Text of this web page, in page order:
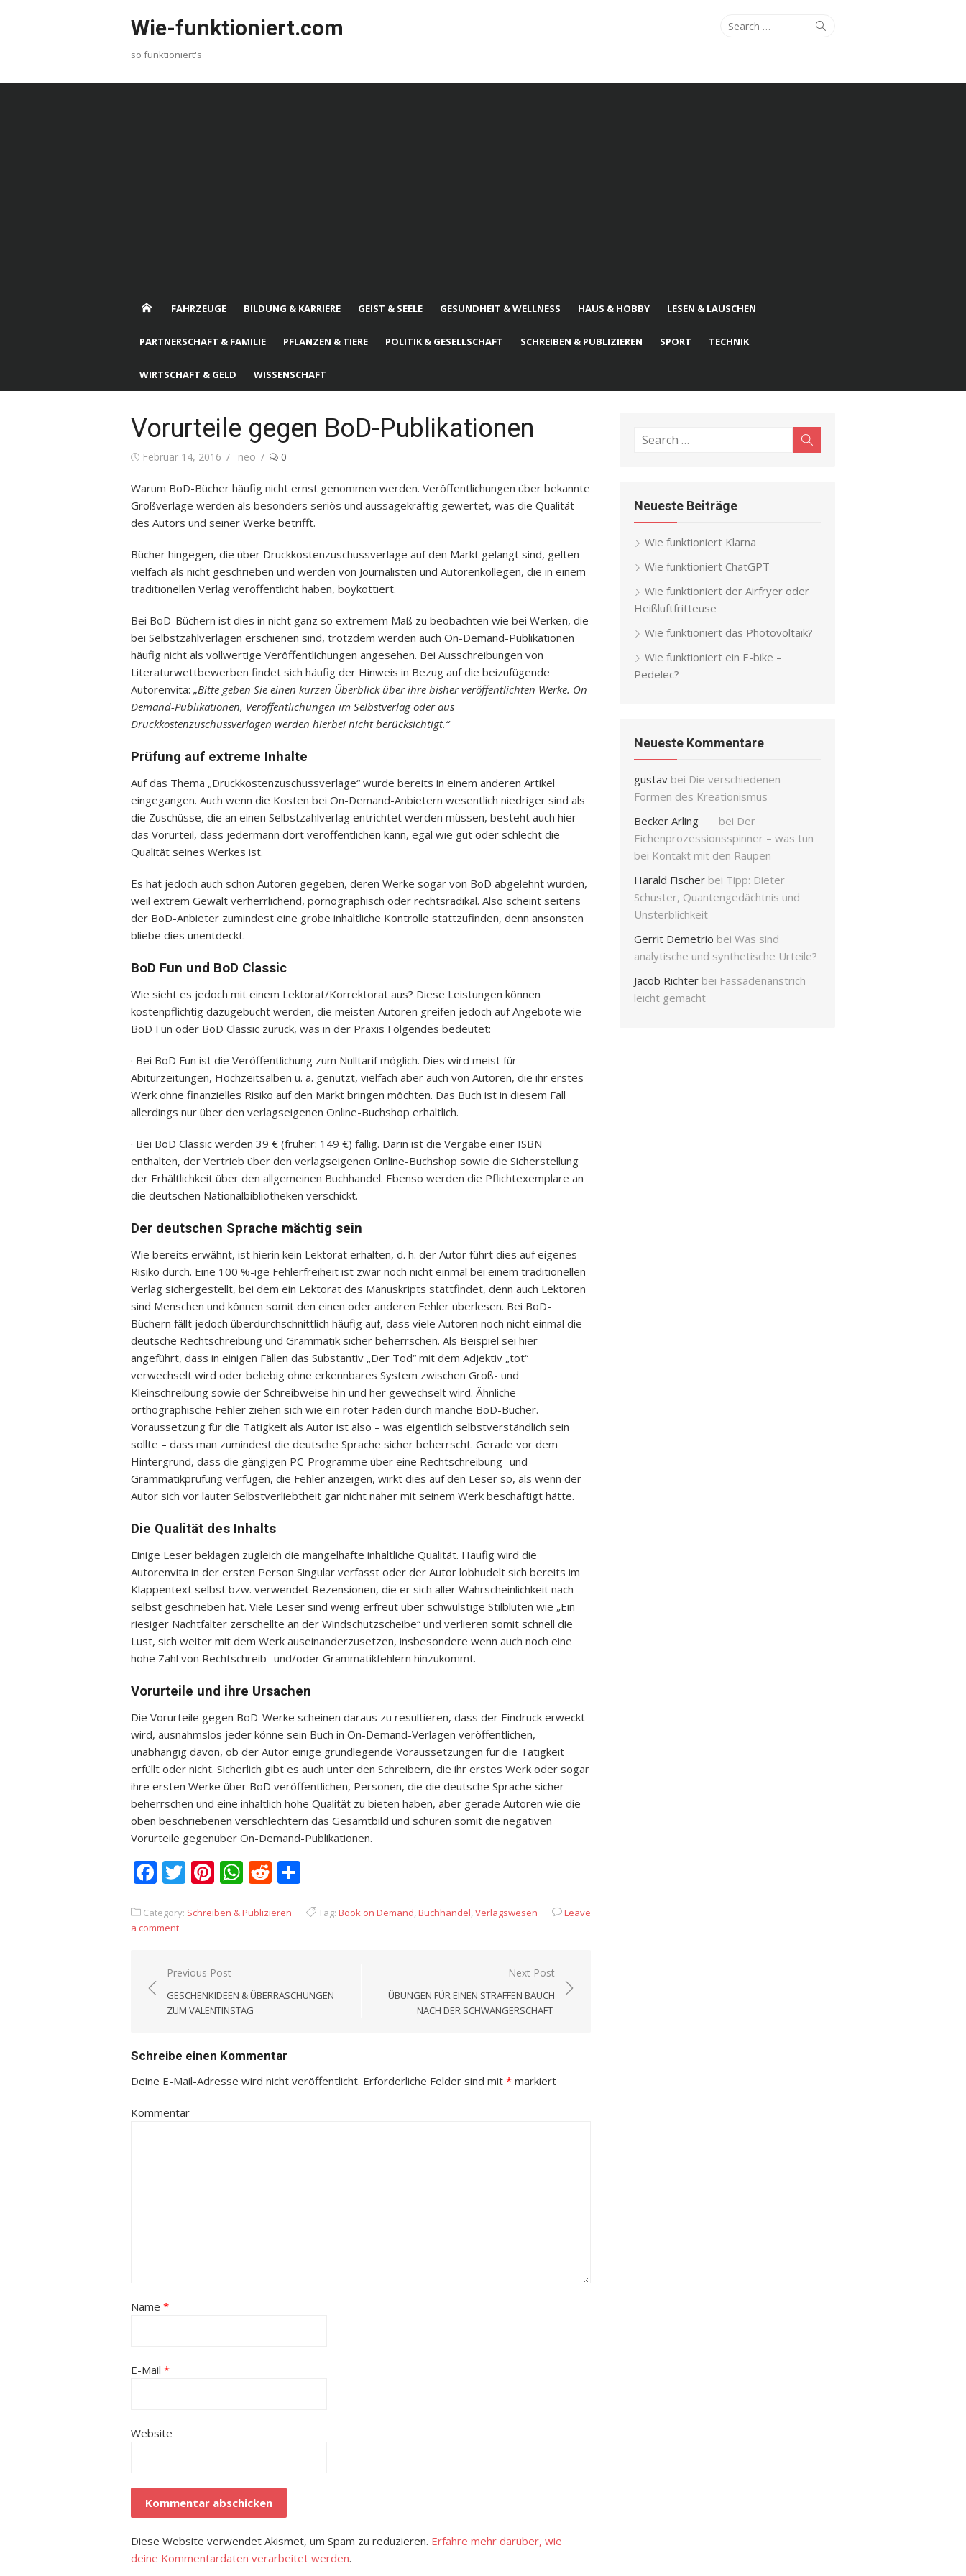
Wie-funktioniert.com
so funktioniert's
Search
Search
FAHRZEUGE BILDUNG & KARRIERE GEIST & SEELE GESUNDHEIT & WELLNESS HAUS & HOBBY LESEN & LAUSCHEN
PARTNERSCHAFT & FAMILIE PFLANZEN & TIERE POLITIK & GESELLSCHAFT SCHREIBEN & PUBLIZIEREN SPORT TECHNIK
WIRTSCHAFT & GELD WISSENSCHAFT
Vorurteile gegen BoD-Publikationen
Posted
Februar 14, 2016 Author
neo 0
Warum BoD-Bücher häufig nicht ernst genommen werden. Veröffentlichungen über bekannte
Großverlage werden als besonders seriös und aussagekräftig gewertet, was die Qualität
des Autors und seiner Werke betrifft.
Bücher hingegen, die über Druckkostenzuschussverlage auf den Markt gelangt sind, gelten
vielfach als nicht geschrieben und werden von Journalisten und Autorenkollegen, die in einem
traditionellen Verlag veröffentlicht haben, boykottiert.
Bei BoD-Büchern ist dies in nicht ganz so extremem Maß zu beobachten wie bei Werken, die
bei Selbstzahlverlagen erschienen sind, trotzdem werden auch On-Demand-Publikationen
häufig nicht als vollwertige Veröffentlichungen angesehen. Bei Ausschreibungen von
Literaturwettbewerben findet sich häufig der Hinweis in Bezug auf die beizufügende
Autorenvita: „Bitte geben Sie einen kurzen Überblick über ihre bisher veröffentlichten Werke. On
Demand-Publikationen, Veröffentlichungen im Selbstverlag oder aus
Druckkostenzuschussverlagen werden hierbei nicht berücksichtigt.“
Prüfung auf extreme Inhalte
Auf das Thema „Druckkostenzuschussverlage“ wurde bereits in einem anderen Artikel
eingegangen. Auch wenn die Kosten bei On-Demand-Anbietern wesentlich niedriger sind als
die Zuschüsse, die an einen Selbstzahlverlag entrichtet werden müssen, besteht auch hier
das Vorurteil, dass jedermann dort veröffentlichen kann, egal wie gut oder schlecht die
Qualität seines Werkes ist.
Es hat jedoch auch schon Autoren gegeben, deren Werke sogar von BoD abgelehnt wurden,
weil extrem Gewalt verherrlichend, pornographisch oder rechtsradikal. Also scheint seitens
der BoD-Anbieter zumindest eine grobe inhaltliche Kontrolle stattzufinden, denn ansonsten
bliebe dies unentdeckt.
BoD Fun und BoD Classic
Wie sieht es jedoch mit einem Lektorat/Korrektorat aus? Diese Leistungen können
kostenpflichtig dazugebucht werden, die meisten Autoren greifen jedoch auf Angebote wie
BoD Fun oder BoD Classic zurück, was in der Praxis Folgendes bedeutet:
· Bei BoD Fun ist die Veröffentlichung zum Nulltarif möglich. Dies wird meist für
Abiturzeitungen, Hochzeitsalben u. ä. genutzt, vielfach aber auch von Autoren, die ihr erstes
Werk ohne finanzielles Risiko auf den Markt bringen möchten. Das Buch ist in diesem Fall
allerdings nur über den verlagseigenen Online-Buchshop erhältlich.
· Bei BoD Classic werden 39 € (früher: 149 €) fällig. Darin ist die Vergabe einer ISBN
enthalten, der Vertrieb über den verlagseigenen Online-Buchshop sowie die Sicherstellung
der Erhältlichkeit über den allgemeinen Buchhandel. Ebenso werden die Pflichtexemplare an
die deutschen Nationalbibliotheken verschickt.
Der deutschen Sprache mächtig sein
Wie bereits erwähnt, ist hierin kein Lektorat erhalten, d. h. der Autor führt dies auf eigenes
Risiko durch. Eine 100 %-ige Fehlerfreiheit ist zwar noch nicht einmal bei einem traditionellen
Verlag sichergestellt, bei dem ein Lektorat des Manuskripts stattfindet, denn auch Lektoren
sind Menschen und können somit den einen oder anderen Fehler überlesen. Bei BoD-
Büchern fällt jedoch überdurchschnittlich häufig auf, dass viele Autoren noch nicht einmal die
deutsche Rechtschreibung und Grammatik sicher beherrschen. Als Beispiel sei hier
angeführt, dass in einigen Fällen das Substantiv „Der Tod“ mit dem Adjektiv „tot“
verwechselt wird oder beliebig ohne erkennbares System zwischen Groß- und
Kleinschreibung sowie der Schreibweise hin und her gewechselt wird. Ähnliche
orthographische Fehler ziehen sich wie ein roter Faden durch manche BoD-Bücher.
Voraussetzung für die Tätigkeit als Autor ist also – was eigentlich selbstverständlich sein
sollte – dass man zumindest die deutsche Sprache sicher beherrscht. Gerade vor dem
Hintergrund, dass die gängigen PC-Programme über eine Rechtschreibung- und
Grammatikprüfung verfügen, die Fehler anzeigen, wirkt dies auf den Leser so, als wenn der
Autor sich vor lauter Selbstverliebtheit gar nicht näher mit seinem Werk beschäftigt hätte.
Die Qualität des Inhalts
Einige Leser beklagen zugleich die mangelhafte inhaltliche Qualität. Häufig wird die
Autorenvita in der ersten Person Singular verfasst oder der Autor lobhudelt sich bereits im
Klappentext selbst bzw. verwendet Rezensionen, die er sich aller Wahrscheinlichkeit nach
selbst geschrieben hat. Viele Leser sind wenig erfreut über schwülstige Stilblüten wie „Ein
riesiger Nachtfalter zerschellte an der Windschutzscheibe“ und verlieren somit schnell die
Lust, sich weiter mit dem Werk auseinanderzusetzen, insbesondere wenn auch noch eine
hohe Zahl von Rechtschreib- und/oder Grammatikfehlern hinzukommt.
Vorurteile und ihre Ursachen
Die Vorurteile gegen BoD-Werke scheinen daraus zu resultieren, dass der Eindruck erweckt
wird, ausnahmslos jeder könne sein Buch in On-Demand-Verlagen veröffentlichen,
unabhängig davon, ob der Autor einige grundlegende Voraussetzungen für die Tätigkeit
erfüllt oder nicht. Sicherlich gibt es auch unter den Schreibern, die ihr erstes Werk oder sogar
ihre ersten Werke über BoD veröffentlichen, Personen, die die deutsche Sprache sicher
beherrschen und eine inhaltlich hohe Qualität zu bieten haben, aber gerade Autoren wie die
oben beschriebenen verschlechtern das Gesamtbild und schüren somit die negativen
Vorurteile gegenüber On-Demand-Publikationen.
Facebook
Twitter
Pinterest
WhatsApp
Reddit
Category: Schreiben & Publizieren Tag: Book on Demand,Buchhandel,Verlagswesen
Leave
a comment
Beitrags-
Navigation
Previous Post
GESCHENKIDEEN & ÜBERRASCHUNGEN
ZUM VALENTINSTAG
Next Post
ÜBUNGEN FÜR EINEN STRAFFEN BAUCH
NACH DER SCHWANGERSCHAFT
Schreibe einen Kommentar
Deine E-Mail-Adresse wird nicht veröffentlicht. Erforderliche Felder sind mit * markiert
Kommentar
Name *
E-Mail *
Website
Diese Website verwendet Akismet, um Spam zu reduzieren. Erfahre mehr darüber, wie
deine Kommentardaten verarbeitet werden.
Search
Neueste Beiträge
Wie funktioniert Klarna
Wie funktioniert ChatGPT
Wie funktioniert der Airfryer oder
Heißluftfritteuse
Wie funktioniert das Photovoltaik?
Wie funktioniert ein E-bike –
Pedelec?
Neueste Kommentare
gustav bei Die verschiedenen
Formen des Kreationismus
Becker Arling
bei Der
Eichenprozessionsspinner – was tun
bei Kontakt mit den Raupen
Harald Fischer bei Tipp: Dieter
Schuster, Quantengedächtnis und
Unsterblichkeit
Gerrit Demetrio bei Was sind
analytische und synthetische Urteile?
Jacob Richter bei Fassadenanstrich
leicht gemacht